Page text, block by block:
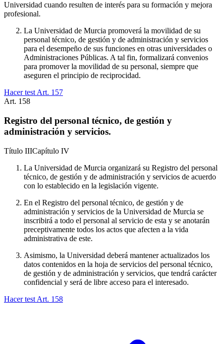
Universidad cuando resulten de interés para su formación y mejora
profesional.
La Universidad de Murcia promoverá la movilidad de su
personal técnico, de gestión y de administración y servicios
para el desempeño de sus funciones en otras universidades o
Administraciones Públicas. A tal fin, formalizará convenios
para promover la movilidad de su personal, siempre que
aseguren el principio de reciprocidad.
Hacer test Art. 157
Art. 158
Registro del personal técnico, de gestión y
administración y servicios.
Título IIICapítulo IV
La Universidad de Murcia organizará su Registro del personal
técnico, de gestión y de administración y servicios de acuerdo
con lo establecido en la legislación vigente.
En el Registro del personal técnico, de gestión y de
administración y servicios de la Universidad de Murcia se
inscribirá a todo el personal al servicio de esta y se anotarán
preceptivamente todos los actos que afecten a la vida
administrativa de este.
Asimismo, la Universidad deberá mantener actualizados los
datos contenidos en la hoja de servicios del personal técnico,
de gestión y de administración y servicios, que tendrá carácter
confidencial y será de libre acceso para el interesado.
Hacer test Art. 158